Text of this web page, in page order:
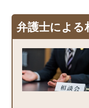
弁護士による